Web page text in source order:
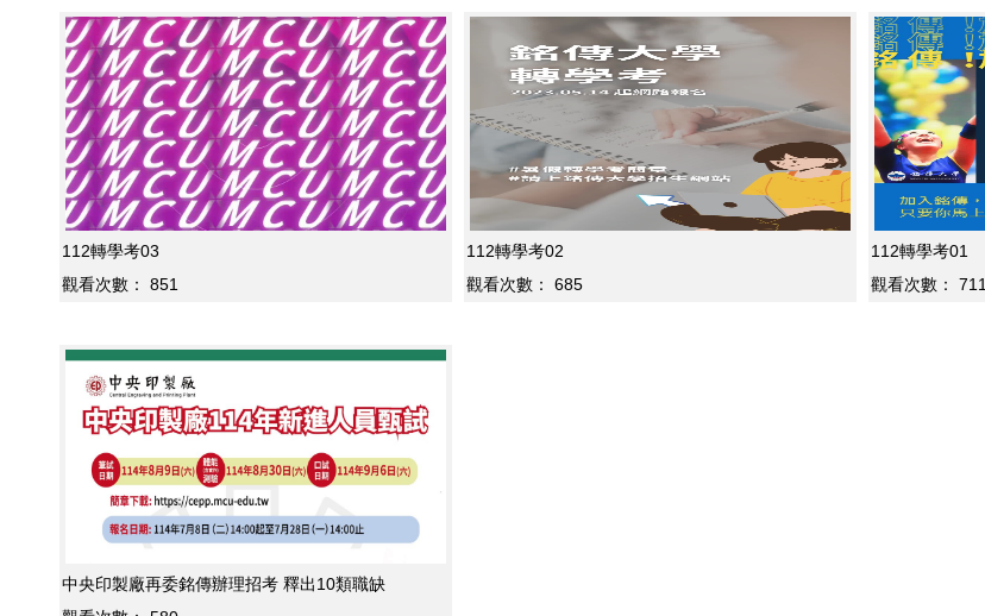
112轉學考03
觀看次數：
851
112轉學考02
觀看次數：
685
112轉學考01
觀看次數：
711
中央印製廠再委銘傳辦理招考 釋出10類職缺